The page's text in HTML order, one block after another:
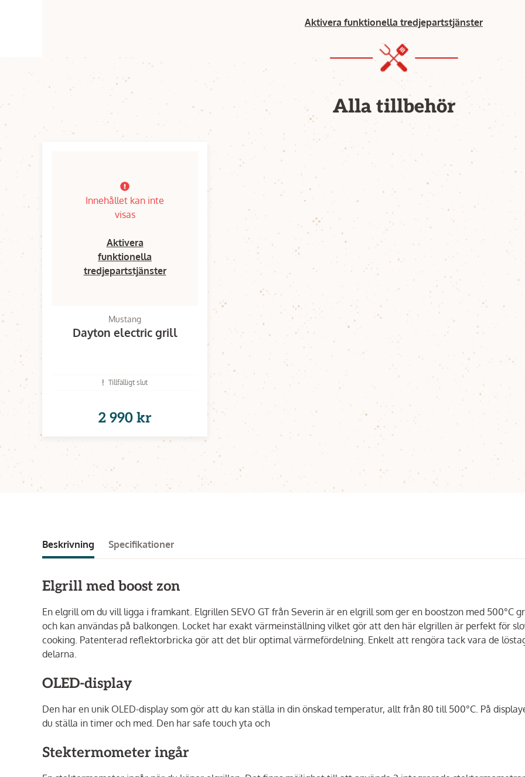
Aktivera funktionella tredjepartstjänster
Alla tillbehör
Innehållet kan inte
visas
Aktivera
funktionella
tredjepartstjänster
Mustang
Dayton electric grill
Tillfälligt slut
2 990 kr
Beskrivning Specifikationer
Elgrill med boost zon
En elgrill om du vill ligga i framkant. Elgrillen SEVO GT från Severin är en elgrill som ger en boostzon med 500°C
och kan användas på balkongen. Locket har exakt värmeinställning vilket gör att den här elgrillen är perfekt för
cooking. Patenterad reflektorbricka gör att det blir optimal värmefördelning. Enkelt att rengöra tack vara de
delarna.
OLED-display
Den har en unik OLED-display som gör att du kan ställa in din önskad temperatur, allt från 80 till 500°C. På
du ställa in timer och med. Den har safe touch yta och
Stektermometer ingår